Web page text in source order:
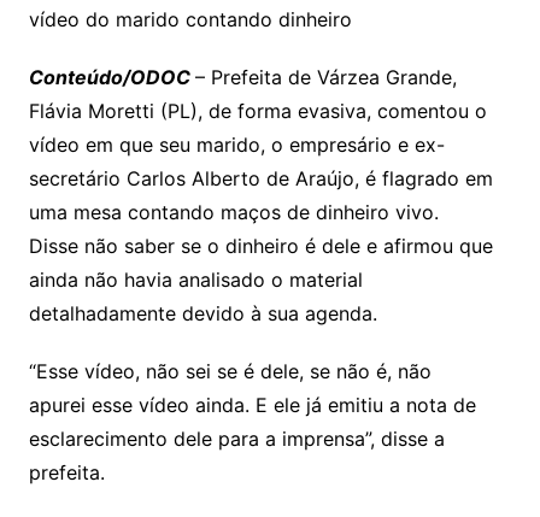
Conteúdo/ODOC – Prefeita de Várzea Grande,
Flávia Moretti (PL), de forma evasiva, comentou o
vídeo em que seu marido, o empresário e ex-
secretário Carlos Alberto de Araújo, é flagrado em
uma mesa contando maços de dinheiro vivo.
Disse não saber se o dinheiro é dele e afirmou que
ainda não havia analisado o material
detalhadamente devido à sua agenda.
“Esse vídeo, não sei se é dele, se não é, não
apurei esse vídeo ainda. E ele já emitiu a nota de
esclarecimento dele para a imprensa”, disse a
prefeita.